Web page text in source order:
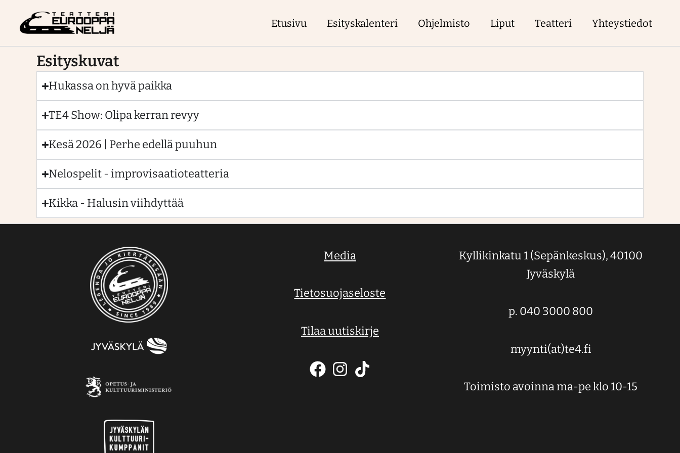
sisältöön
Etusivu Esityskalenteri Ohjelmisto Liput Teatteri Yhteystiedot
Esityskuvat
Hukassa on hyvä paikka
TE4 Show: Olipa kerran revyy
Kesä 2026 | Perhe edellä puuhun
Nelospelit - improvisaatioteatteria
Kikka - Halusin viihdyttää
Media
Tietosuojaseloste
Tilaa uutiskirje
Kyllikinkatu 1 (Sepänkeskus), 40100
Jyväskylä
p. 040 3000 800
myynti(at)te4.fi
Toimisto avoinna ma-pe klo 10-15